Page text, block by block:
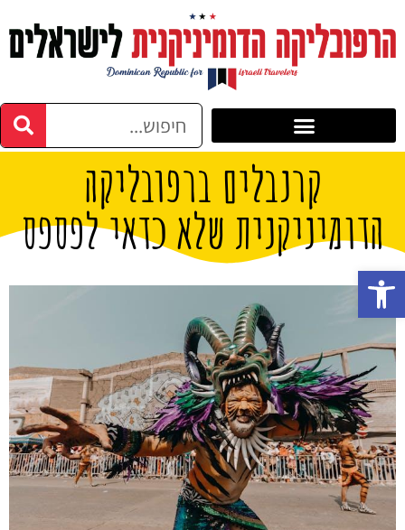
קרנבלים ברפובליקה
הדומיניקנית שלא כדאי לפספס
פתח סרגל נגישות